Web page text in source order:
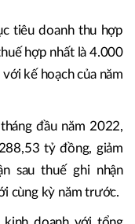
tiêu doanh thu hợp
hợp nhất là 4.000
kế hoạch của năm
đầu năm 2022,
tỷ đồng, giảm
sau thuế ghi nhận
cùng kỳ năm trước.
doanh với tổng